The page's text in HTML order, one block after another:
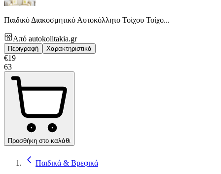
Παιδικό Διακοσμητικό Αυτοκόλλητο Τοίχου Τοίχο...
Από autokolitakia.gr
Περιγραφή Χαρακτηριστικά
€19
63
Προσθήκη στο καλάθι
Παιδικά & Βρεφικά